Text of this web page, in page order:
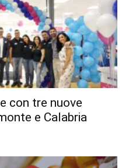
con tre nuove
e Calabria